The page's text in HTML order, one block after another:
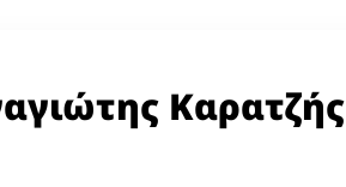
Καρατζής